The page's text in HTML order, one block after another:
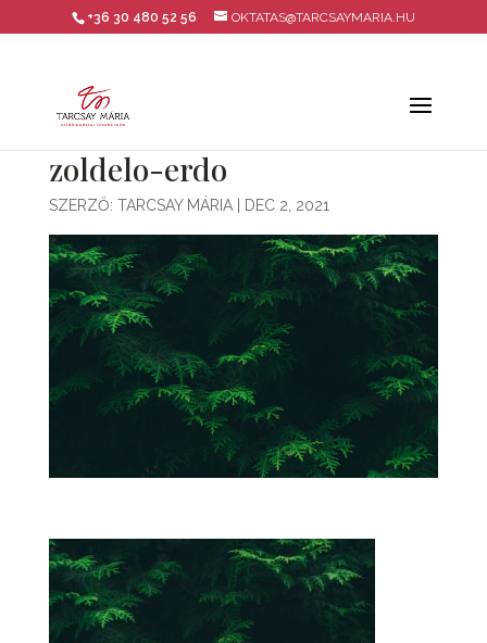
+36 30 480 52 56 OKTATAS@TARCSAYMARIA.HU
zoldelo-erdo
SZERZŐ: TARCSAY MÁRIA| DEC 2, 2021